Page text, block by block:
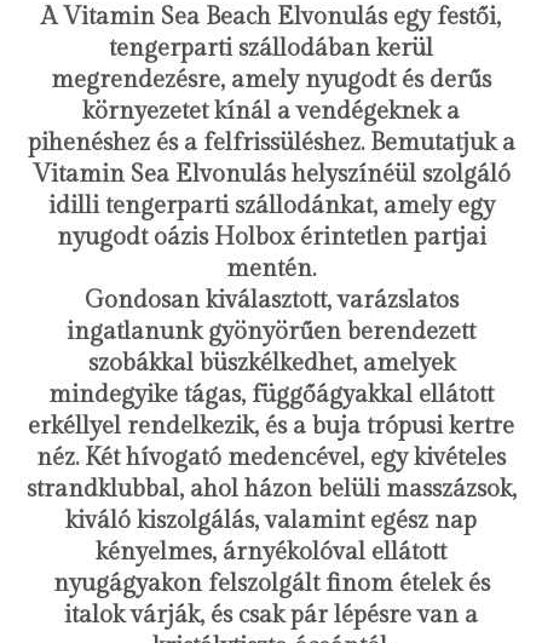
A Vitamin Sea Beach Elvonulás egy festői,
tengerparti szállodában kerül
megrendezésre, amely nyugodt és derűs
környezetet kínál a vendégeknek a
pihenéshez és a felfrissüléshez. Bemutatjuk a
Vitamin Sea Elvonulás helyszínéül szolgáló
idilli tengerparti szállodánkat, amely egy
nyugodt oázis Holbox érintetlen partjai
mentén.
Gondosan kiválasztott, varázslatos
ingatlanunk gyönyörűen berendezett
szobákkal büszkélkedhet, amelyek
mindegyike tágas, függőágyakkal ellátott
erkéllyel rendelkezik, és a buja trópusi kertre
néz. Két hívogató medencével, egy kivételes
strandklubbal, ahol házon belüli masszázsok,
kiváló kiszolgálás, valamint egész nap
kényelmes, árnyékolóval ellátott
nyugágyakon felszolgált finom ételek és
italok várják, és csak pár lépésre van a